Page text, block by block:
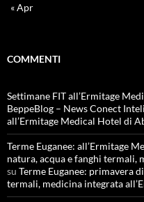
« Apr
COMMENTI
Settimane FIT all’Ermitage
BeppeBlog – News Conect
all’Ermitage Medical Hotel di
Terme Euganee: all’Ermitage
natura, acqua e fanghi termali,
su Terme Euganee: primavera
termali, medicina integrata